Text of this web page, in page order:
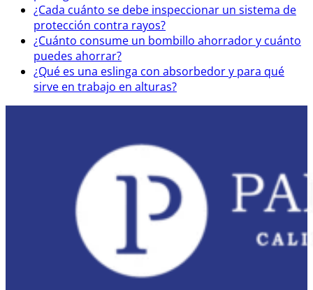
¿Cada cuánto se debe inspeccionar un sistema de
protección contra rayos?
¿Cuánto consume un bombillo ahorrador y cuánto
puedes ahorrar?
¿Qué es una eslinga con absorbedor y para qué
sirve en trabajo en alturas?